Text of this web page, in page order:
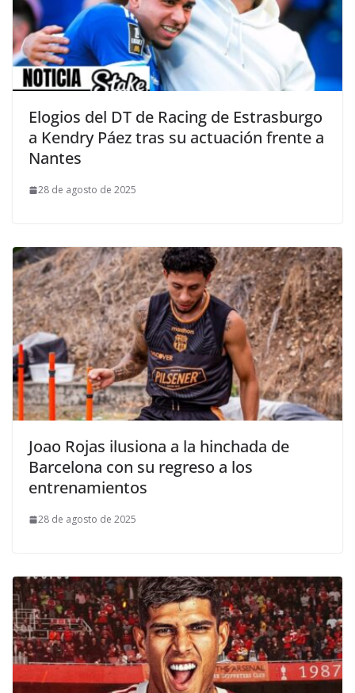
Elogios del DT de Racing de Estrasburgo
a Kendry Páez tras su actuación frente a
Nantes
28 de agosto de 2025
Joao Rojas ilusiona a la hinchada de
Barcelona con su regreso a los
entrenamientos
28 de agosto de 2025